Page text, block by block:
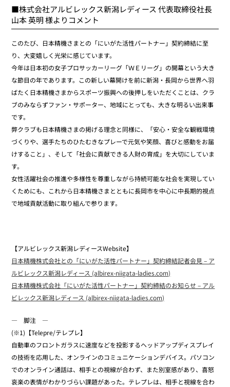
■株式会社アルビレックス新潟レディース 代表取締役社長
山本 英明 様よりコメント
このたび、日本精機さまとの「にいがた活性パートナー」契約締結に至
り、大変嬉しく光栄に感じています。
今年は日本初の女子プロサッカーリーグ「ＷＥリーグ」の開幕という大き
な節目の年であります。この新しい幕開けを前に新潟・長岡から世界へ羽
ばたく日本精機さまからスポーツ振興への後押しをいただくことは、クラ
ブのみならずファン・サポーター、地域にとっても、大きな明るい出来事
です。
弊クラブも日本精機さまの掲げる理念と同様に、「安心・安全な観戦環境
づくりや、選手たちのひたむきなプレーで元気や笑顔、喜びと感動をお届
けすること」、そして「社会に貢献できる人財の育成」を大切にしていま
す。
女性活躍社会の推進や多様性を尊重しながら持続可能な社会を実現してい
くためにも、これから日本精機さまとともに長岡市を中心に中長期的視点
で地域貢献活動に取り組んで参ります。
【アルビレックス新潟レディースWebsite】
日本精機株式会社との「にいがた活性パートナー」契約締結記者会見 – ア
ルビレックス新潟レディース (albirex-niigata-ladies.com)
日本精機株式会社「にいがた活性パートナー」契約締結のお知らせ – アル
ビレックス新潟レディース (albirex-niigata-ladies.com)
― 脚注 ―
(※1)【Telepre/テレプレ】
自動車のフロントガラスに速度などを投影するヘッドアップディスプレイ
の技術を応用した、オンラインのコミュニケーションデバイス。パソコン
でのオンライン通話は、相手との視線が合わず、また別室感があり、喜怒
哀楽の表情がわかりづらい課題があった。テレプレは、相手と視線を合わ